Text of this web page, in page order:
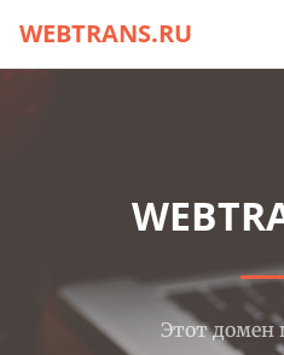
WEBTRANS.RU
Этот домен